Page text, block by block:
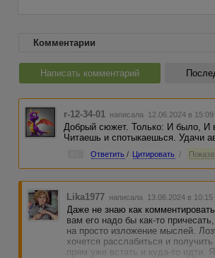
Комментарии
Написать комментарий
r-12-34-01 написала 12.06.2024 в 15:09
Добрый сюжет. Только: И было, И
Читаешь и спотыкаешься. Удачи
Ответить / Цитировать /
Lika1977 написала 13.06.2024 в 10:15
Даже не знаю как
вам его надо бы как-то
на просто изложение мыслей.
хочется расслабиться и
прям уже встать и куда-то идти.